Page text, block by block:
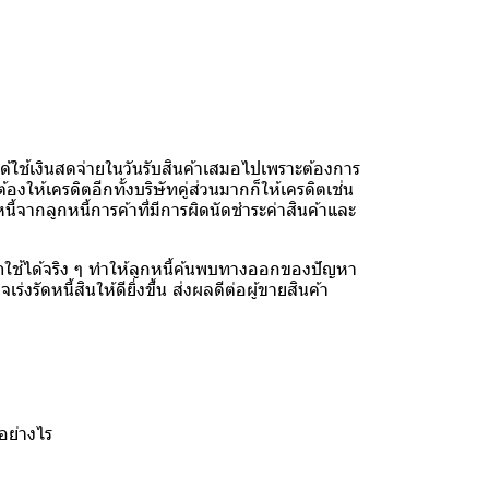
นสดจ่ายในวันรับสินค้าเสมอไปเพราะต้องการ
งให้เครดิตอีกทั้งบริษัทคู่ส่วนมากก็ให้เครดิตเช่น
จากลูกหนี้การค้าที่มีการผิดนัดชำระค่าสินค้าและ
ได้จริง ๆ ทำให้ลูกหนี้ค้นพบทางออกของปัญหา
เร่งรัดหนี้สินให้ดียิ่งขึ้น ส่งผลดีต่อผู้ขายสินค้า
างไร